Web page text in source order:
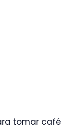
tomar café